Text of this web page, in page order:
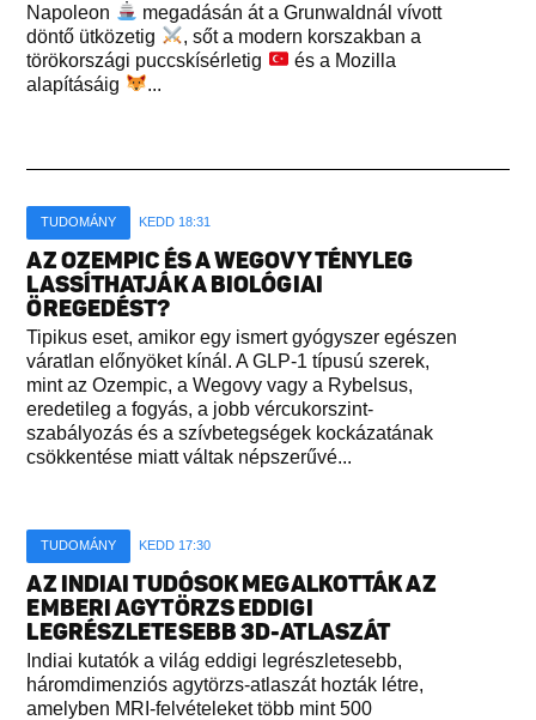
Napoleon
megadásán át a Grunwaldnál vívott
döntő ütközetig
, sőt a modern korszakban a
törökországi puccskísérletig
és a Mozilla
alapításáig
...
TUDOMÁNY KEDD 18:31
AZ OZEMPIC ÉS A WEGOVY TÉNYLEG
LASSÍTHATJÁK A BIOLÓGIAI
ÖREGEDÉST?
Tipikus eset, amikor egy ismert gyógyszer egészen
váratlan előnyöket kínál. A GLP-1 típusú szerek,
mint az Ozempic, a Wegovy vagy a Rybelsus,
eredetileg a fogyás, a jobb vércukorszint-
szabályozás és a szívbetegségek kockázatának
csökkentése miatt váltak népszerűvé...
TUDOMÁNY KEDD 17:30
AZ INDIAI TUDÓSOK MEGALKOTTÁK AZ
EMBERI AGYTÖRZS EDDIGI
LEGRÉSZLETESEBB 3D-ATLASZÁT
Indiai kutatók a világ eddigi legrészletesebb,
háromdimenziós agytörzs-atlaszát hozták létre,
amelyben MRI-felvételeket több mint 500